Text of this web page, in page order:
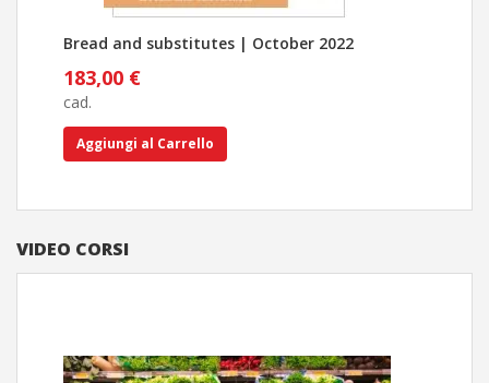
Bread and substitutes | October 2022
183,00 €
cad.
Aggiungi al Carrello
VIDEO CORSI